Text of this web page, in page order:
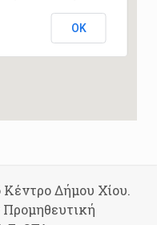
OK
Δήμου Χίου.